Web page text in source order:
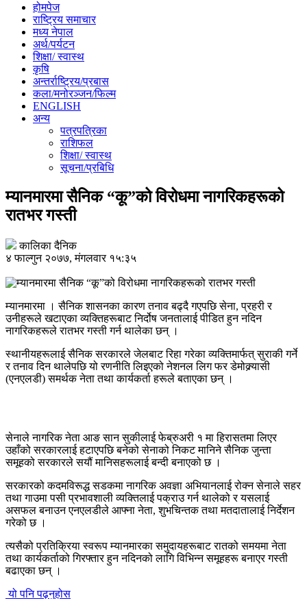
होमपेज
राष्ट्रिय समाचार
मध्य नेपाल
अर्थ/पर्यटन
शिक्षा/ स्वास्थ
कृषि
अन्तर्राष्ट्रिय/प्रबास
कला/मनोरञ्जन/फिल्म
ENGLISH
अन्य
पत्रपत्रिका
राशिफल
शिक्षा/ स्वास्थ
सूचना/प्रबिधि
म्यानमारमा सैनिक “कू”को विरोधमा नागरिकहरूको
रातभर गस्ती
कालिका दैनिक
४ फाल्गुन २०७७, मंगलवार १५:३५
म्यानमारमा । सैनिक शासनका कारण तनाव बढ्दै गएपछि सेना, प्रहरी र
उनीहरूले खटाएका व्यक्तिहरूबाट निर्दोष जनतालाई पीडित हुन नदिन
नागरिकहरूले रातभर गस्ती गर्न थालेका छन् ।
स्थानीयहरूलाई सैनिक सरकारले जेलबाट रिहा गरेका व्यक्तिमार्फत् सुराकी गर्ने
र तनाव दिन थालेपछि यो रणनीति लिइएको नेशनल लिग फर डेमोक्र्यासी
(एनएलडी) समर्थक नेता तथा कार्यकर्ता हरूले बताएका छन् ।
सेनाले नागरिक नेता आङ सान सुकीलाई फेब्रुअरी १ मा हिरासतमा लिएर
उहाँको सरकारलाई हटाएपछि बनेको सेनाको निकट मानिने सैनिक जुन्ता
समूहको सरकारले सयौं मानिसहरूलाई बन्दी बनाएको छ ।
सरकारको कदमविरूद्ध सडकमा नागरिक अवज्ञा अभियानलाई रोक्न सेनाले सहर
तथा गाउमा पसी प्रभावशाली व्यक्तिलाई पक्राउ गर्न थालेको र यसलाई
असफल बनाउन एनएलडीले आफ्ना नेता, शुभचिन्तक तथा मतदातालाई निर्देशन
गरेको छ ।
त्यसैको प्रतिक्रिया स्वरूप म्यानमारका समुदायहरूबाट रातको समयमा नेता
तथा कार्यकर्ताको गिरफ्तार हुन नदिनको लागि विभिन्न समूहहरू बनाएर गस्ती
बढाएका छन् ।
यो पनि पढ्नुहोस